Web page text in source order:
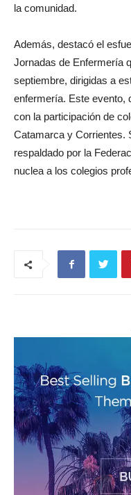
la comunidad.
Además, destacó el
Jornadas de Enfermería
septiembre, dirigidas a
enfermería. Este evento,
con la participación de
Catamarca y Corrientes.
respaldado por la
nuclea a los colegios